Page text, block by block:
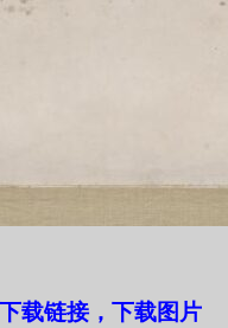
载链接，下载图片